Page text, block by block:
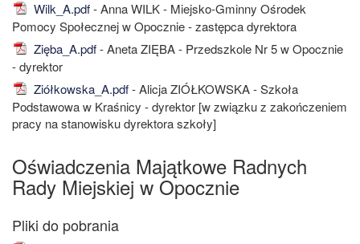
Wilk_A.pdf- Anna WILK - Miejsko-Gminny Ośrodek
Pomocy Społecznej w Opocznie - zastępca dyrektora
Zięba_A.pdf- Aneta ZIĘBA - Przedszkole Nr 5 w Opocznie
- dyrektor
Ziółkowska_A.pdf- Alicja ZIÓŁKOWSKA - Szkoła
Podstawowa w Kraśnicy - dyrektor [w związku z zakończeniem
pracy na stanowisku dyrektora szkoły]
Oświadczenia Majątkowe Radnych
Rady Miejskiej w Opocznie